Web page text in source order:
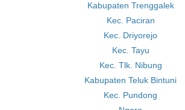
Kabupaten Trenggalek
Kec. Paciran
Kec. Driyorejo
Kec. Tayu
Kec. Tlk. Nibung
Kabupaten Teluk Bintuni
Kec. Pundong